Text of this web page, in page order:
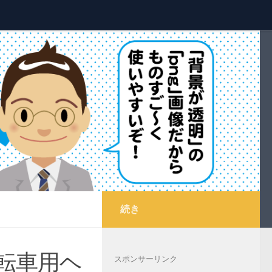
車用ヘ
続き
スポンサーリンク